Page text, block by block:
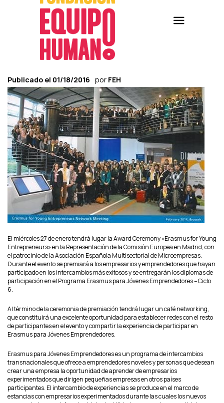
Publicado el 01/18/2016 por FEH
El miércoles 27 de enero tendrá lugar la Award Ceremony «Erasmus for Young
Entrepreneurs» en la Representación de la Comisión Europea en Madrid, con
el patrocinio de la Asociación Española Multisectorial de Microempresas.
Durante el evento se premiará a los empresarios y emprendedores que hayan
participado en los intercambios más exitosos y se entregarán los diplomas de
participación en el Programa Erasmus para Jóvenes Emprendedores – Ciclo
6.
Al término de la ceremonia de premiación tendrá lugar un café networking,
que constituirá una excelente oportunidad para establecer redes con el resto
de participantes en el evento y compartir la experiencia de participar en
Erasmus para Jóvenes Emprendedores.
Erasmus para Jóvenes Emprendedores es un programa de intercambios
transnacionales que ofrece a emprendedores noveles y personas que desean
crear una empresa la oportunidad de aprender de empresarios
experimentados que dirigen pequeñas empresas en otros países
participantes. El intercambio de experiencias se produce en el marco de
estancias con empresarios experimentados durante las cuales los nuevos